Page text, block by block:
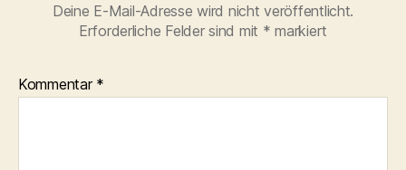
Deine E-Mail-Adresse wird nicht veröffentlicht.
Erforderliche Felder sind mit * markiert
Kommentar *